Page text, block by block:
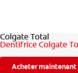
Colgate Total
Dentifrice Colgate
Acheter maintenant